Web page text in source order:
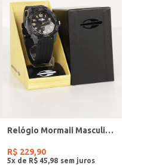
Relógio Mormaii Masculino PRETO
R$ 229,90
5x de R$ 45 98